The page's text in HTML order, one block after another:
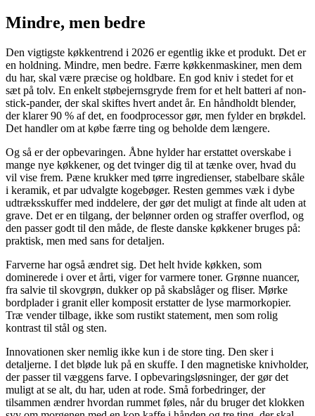
Mindre, men bedre
Den vigtigste køkkentrend i 2026 er egentlig ikke et produkt. Det er
en holdning. Mindre, men bedre. Færre køkkenmaskiner, men dem
du har, skal være præcise og holdbare. En god kniv i stedet for et
sæt på tolv. En enkelt støbejernsgryde frem for et helt batteri af non-
stick-pander, der skal skiftes hvert andet år. En håndholdt blender,
der klarer 90 % af det, en foodprocessor gør, men fylder en brøkdel.
Det handler om at købe færre ting og beholde dem længere.
Og så er der opbevaringen. Åbne hylder har erstattet overskabe i
mange nye køkkener, og det tvinger dig til at tænke over, hvad du
vil vise frem. Pæne krukker med tørre ingredienser, stabelbare skåle
i keramik, et par udvalgte kogebøger. Resten gemmes væk i dybe
udtræksskuffer med inddelere, der gør det muligt at finde alt uden at
grave. Det er en tilgang, der belønner orden og straffer overflod, og
den passer godt til den måde, de fleste danske køkkener bruges på:
praktisk, men med sans for detaljen.
Farverne har også ændret sig. Det helt hvide køkken, som
dominerede i over et årti, viger for varmere toner. Grønne nuancer,
fra salvie til skovgrøn, dukker op på skabslåger og fliser. Mørke
bordplader i granit eller komposit erstatter de lyse marmorkopier.
Træ vender tilbage, ikke som rustikt statement, men som rolig
kontrast til stål og sten.
Innovationen sker nemlig ikke kun i de store ting. Den sker i
detaljerne. I det bløde luk på en skuffe. I den magnetiske knivholder,
der passer til væggens farve. I opbevaringsløsninger, der gør det
muligt at se alt, du har, uden at rode. Små forbedringer, der
tilsammen ændrer hvordan rummet føles, når du bruger det klokken